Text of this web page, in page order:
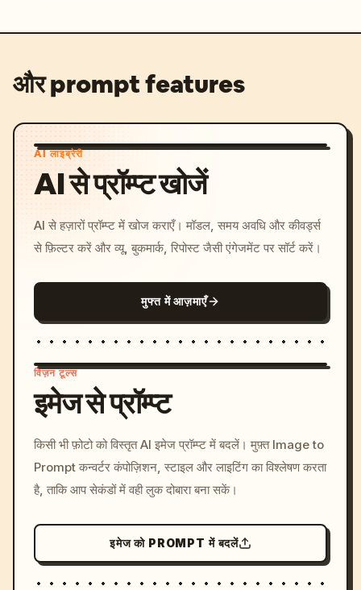
और prompt features
AI लाइब्रेरी
AI से प्रॉम्प्ट खोजें
AI से हज़ारों प्रॉम्प्ट में खोज कराएँ। मॉडल, समय अवधि और कीवर्ड्स
से फ़िल्टर करें और व्यू, बुकमार्क, रिपोस्ट जैसी एंगेजमेंट पर सॉर्ट करें।
मुफ्त में आज़माएँ
c, cyberpunk sunset, neon
colors, 8k --v 6.0
विज़न टूल्स
इमेज से प्रॉम्प्ट
किसी भी फ़ोटो को विस्तृत AI इमेज प्रॉम्प्ट में बदलें। मुफ़्त Image to
Prompt कन्वर्टर कंपोज़िशन, स्टाइल और लाइटिंग का विश्लेषण करता
है, ताकि आप सेकंडों में वही लुक दोबारा बना सकें।
इमेज को PROMPT में बदलें